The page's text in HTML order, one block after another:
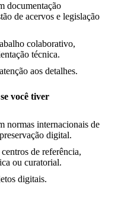
documentação
de acervos e legislação
colaborativo,
técnica.
aos detalhes.
você tiver
normas internacionais de
digital.
de referência,
ou curatorial.
digitais.